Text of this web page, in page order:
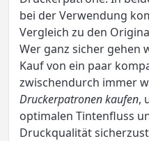
bei der Verwendung
Vergleich zu den
Wer ganz sicher gehen
Kauf von ein paar
zwischendurch immer
Druckerpatronen kaufen,
optimalen Tintenfluss
Druckqualität